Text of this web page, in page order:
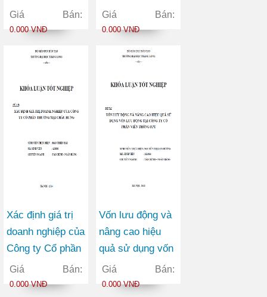
phần Ngoại
thương Việt Nam
hội nhập kinh tế
Giá Bán:
0.000 VNĐ
hàng Thương mại
Cổ phần trên thị
khoán Việt Nam
Giá Bán:
0.000 VNĐ
Xác định giá trị
doanh nghiệp của
Công ty Cổ phần
Thương mại
Châu Hưng
Giá Bán:
0.000 VNĐ
Vốn lưu động và
nâng cao hiệu
quả sử dụng vốn
lưu động tại Công
ty Cổ phần Viễn
Giá Bán:
0.000 VNĐ